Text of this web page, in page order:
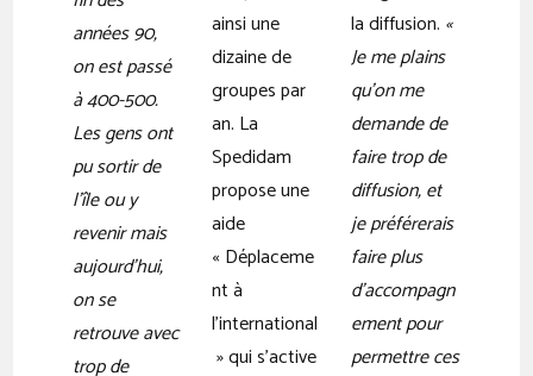
années 90,
on est passé
à 400-500.
Les gens ont
pu sortir de
l’île ou y
revenir mais
aujourd’hui,
on se
retrouve avec
trop de
ainsi une
dizaine de
groupes par
an. La
Spedidam
propose une
aide
« Déplaceme
nt à
l’international
» qui s’active
la diffusion. «
Je me plains
qu’on me
demande de
faire trop de
diffusion, et
je préférerais
faire plus
d’accompagn
ement pour
permettre ces